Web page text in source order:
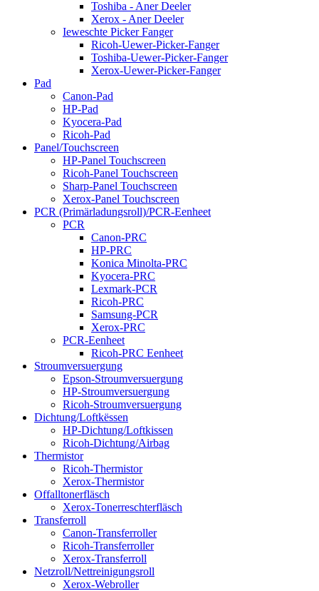
Toshiba - Aner Deeler
Xerox - Aner Deeler
Ieweschte Picker Fanger
Ricoh-Uewer-Picker-Fanger
Toshiba-Uewer-Picker-Fanger
Xerox-Uewer-Picker-Fanger
Pad
Canon-Pad
HP-Pad
Kyocera-Pad
Ricoh-Pad
Panel/Touchscreen
HP-Panel Touchscreen
Ricoh-Panel Touchscreen
Sharp-Panel Touchscreen
Xerox-Panel Touchscreen
PCR (Primärladungsroll)/PCR-Eenheet
PCR
Canon-PRC
HP-PRC
Konica Minolta-PRC
Kyocera-PRC
Lexmark-PCR
Ricoh-PRC
Samsung-PCR
Xerox-PRC
PCR-Eenheet
Ricoh-PRC Eenheet
Stroumversuergung
Epson-Stroumversuergung
HP-Stroumversuergung
Ricoh-Stroumversuergung
Dichtung/Loftkëssen
HP-Dichtung/Loftkissen
Ricoh-Dichtung/Airbag
Thermistor
Ricoh-Thermistor
Xerox-Thermistor
Offalltonerfläsch
Xerox-Tonerreschterfläsch
Transferroll
Canon-Transferroller
Ricoh-Transferroller
Xerox-Transferroll
Netzroll/Nettreinigungsroll
Xerox-Webroller